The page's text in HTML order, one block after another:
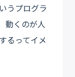
うプログラ
動くのが人
るってイメ